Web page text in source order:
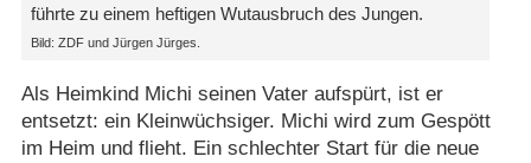
führte zu einem heftigen Wutausbruch des Jungen.
Bild: ZDF und Jürgen Jürges.
Als Heimkind Michi seinen Vater aufspürt, ist er
entsetzt: ein Kleinwüchsiger. Michi wird zum Gespött
im Heim und flieht. Ein schlechter Start für die neue